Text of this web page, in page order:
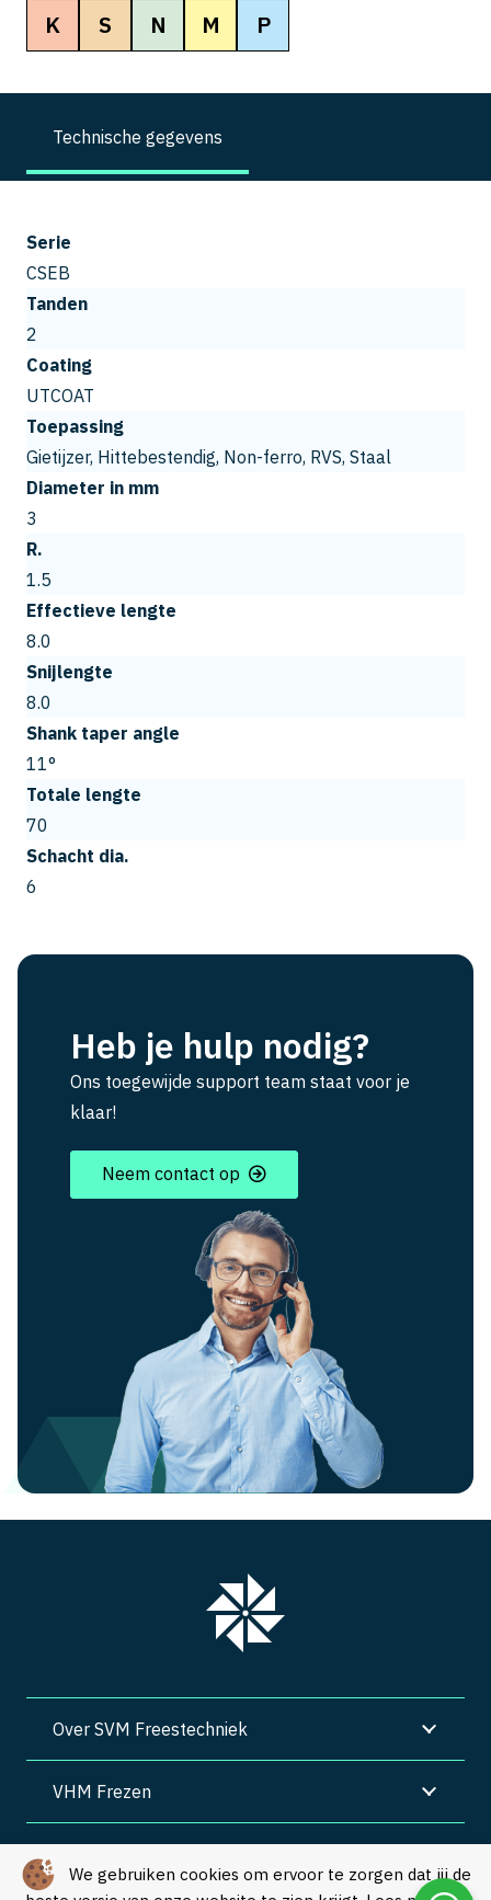
We gebruiken cookies om ervoor te zorgen dat jij de
K S N M P
Technische gegevens
Serie
CSEB
Tanden
2
Coating
UTCOAT
Toepassing
Gietijzer, Hittebestendig, Non-ferro, RVS, Staal
Diameter in mm
3
R.
1.5
Effectieve lengte
8.0
Snijlengte
8.0
Shank taper angle
11°
Totale lengte
70
Schacht dia.
6
Heb je hulp nodig?
Ons toegewijde support team staat voor je
klaar!
Neem contact op
Over SVM Freestechniek
VHM Frezen